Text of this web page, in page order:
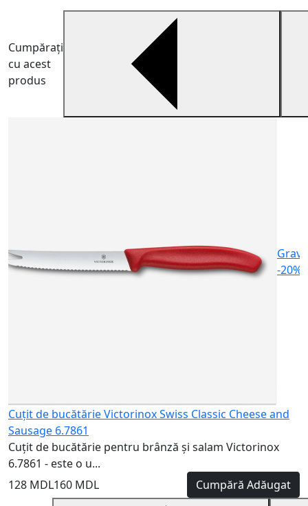
Cumpărați
cu acest
produs
-20%
Cuțit de bucătărie Victorinox Swiss Classic Cheese and
Sausage 6.7861
Cuțit de bucătărie pentru brânză și salam Victorinox
6.7861 - este o u...
128 MDL160 MDL Cumpără Adăugat